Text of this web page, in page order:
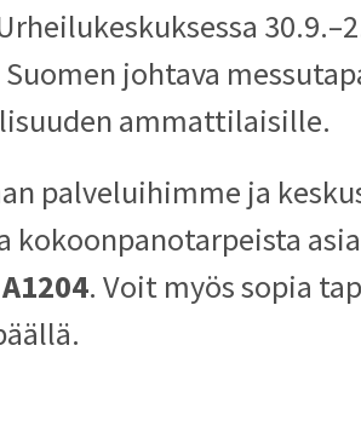
johtava
ammattilaisille.
palveluihimme ja
kokoonpanotarpeista
A1204. Voit myös sopia